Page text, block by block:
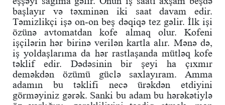
başlayır və təxminən iki saat davam edir.
Təmizlikçi işə on-on beş dəqiqə tez gəlir. İlk işi
özünə avtomatdan kofe almaq olur. Kofeni
işçilərin hər birinə verilən kartla alır. Mənə də,
iş yoldaşlarıma da hər rastlaşanda mütləq kofe
təklif edir. Dədəsinin bir şeyi ha çıxmır
deməkdən özümü güclə saxlayıram. Amma
adamın bu təklifi necə ürəkdən etdiyini
görməyiniz gərək. Sanki bu adam bu hərəkətiylə